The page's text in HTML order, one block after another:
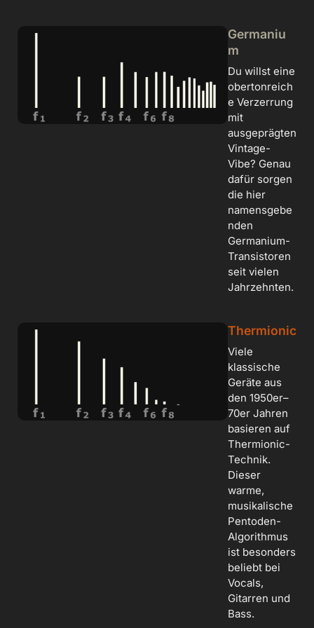
Germaniu
m
Du willst eine
obertonreich
e Verzerrung
mit
ausgeprägten
Vintage-
Vibe? Genau
dafür sorgen
die hier
namensgebe
nden
Germanium-
Transistoren
seit vielen
Jahrzehnten.
Thermionic
Viele
klassische
Geräte aus
den 1950er–
70er Jahren
basieren auf
Thermionic-
Technik.
Dieser
warme,
musikalische
Pentoden-
Algorithmus
ist besonders
beliebt bei
Vocals,
Gitarren und
Bass.